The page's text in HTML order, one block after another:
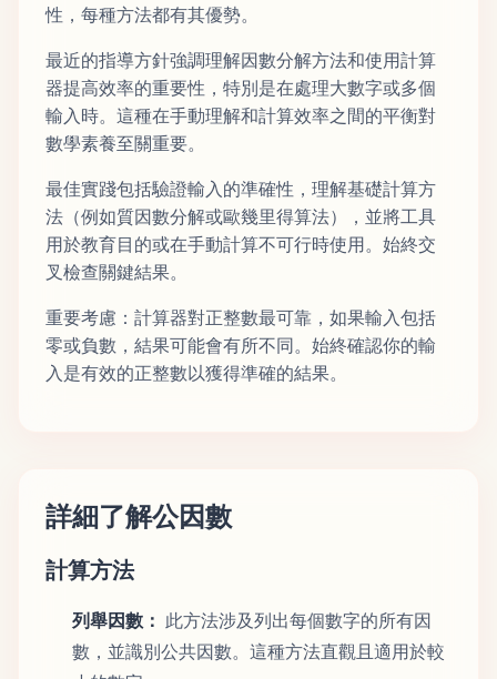
性，每種方法都有其優勢。
最近的指導方針強調理解因數分解方法和使用計算
器提高效率的重要性，特別是在處理大數字或多個
輸入時。這種在手動理解和計算效率之間的平衡對
數學素養至關重要。
最佳實踐包括驗證輸入的準確性，理解基礎計算方
法（例如質因數分解或歐幾里得算法），並將工具
用於教育目的或在手動計算不可行時使用。始終交
叉檢查關鍵結果。
重要考慮：計算器對正整數最可靠，如果輸入包括
零或負數，結果可能會有所不同。始終確認你的輸
入是有效的正整數以獲得準確的結果。
詳細了解公因數
計算方法
列舉因數： 此方法涉及列出每個數字的所有因
數，並識別公共因數。這種方法直觀且適用於較